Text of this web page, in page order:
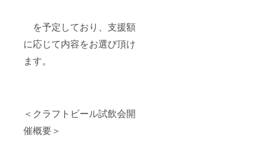
を予定しており、支援額
に応じて内容をお選び頂け
ます。
＜クラフトビール試飲会開
催概要＞